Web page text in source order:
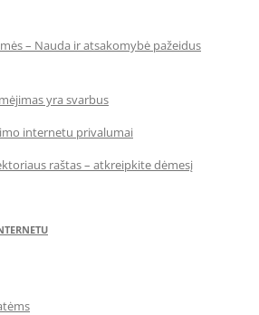
– Nauda ir atsakomybė pažeidus
yra svarbus
internetu privalumai
raštas – atkreipkite dėmesį